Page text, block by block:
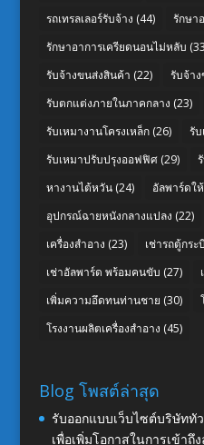
รถเทรลเลอร์รับจ้าง (44) รักษา
รักษาอาการเครียดนอนไม่หลับ
รับจ้างขนส่งสินค้า (22) รับจ้า
รับตกแต่งภายในภาคกลาง (23)
รับเหมางานโครงเหล็ก(26) รั
รับเหมาปรับปรุงออฟฟิศ(29)
หางานไต้หวัน(24) อัลพาร์ดใ
อุปกรณ์ฉายหนังกลางแปลง (22)
เครื่องสำอาง (23) เช่ารถตู้กระบี่
เช่าอัลพาร์ด พร้อมคนขับ (27)
เพิ่มความอึดทนท่านชาย (30)
โรงงานผลิตเครื่องสำอาง (45)
Blog โพสต์ล่าสุด
รับออกแบบเว็บไซต์บริษัททั
เพื่อเพิ่มโอกาสในการเข้าถึ